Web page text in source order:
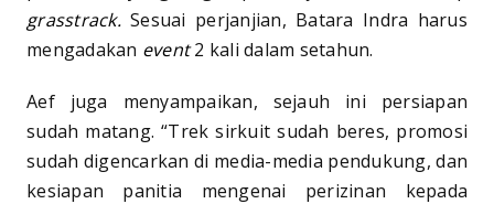
grasstrack.Sesuai perjanjian, Batara Indra harus
mengadakan event2 kali dalam setahun.
Aef juga menyampaikan, sejauh ini persiapan
sudah matang. “Trek sirkuit sudah beres, promosi
sudah digencarkan di media-media pendukung, dan
kesiapan panitia mengenai perizinan kepada